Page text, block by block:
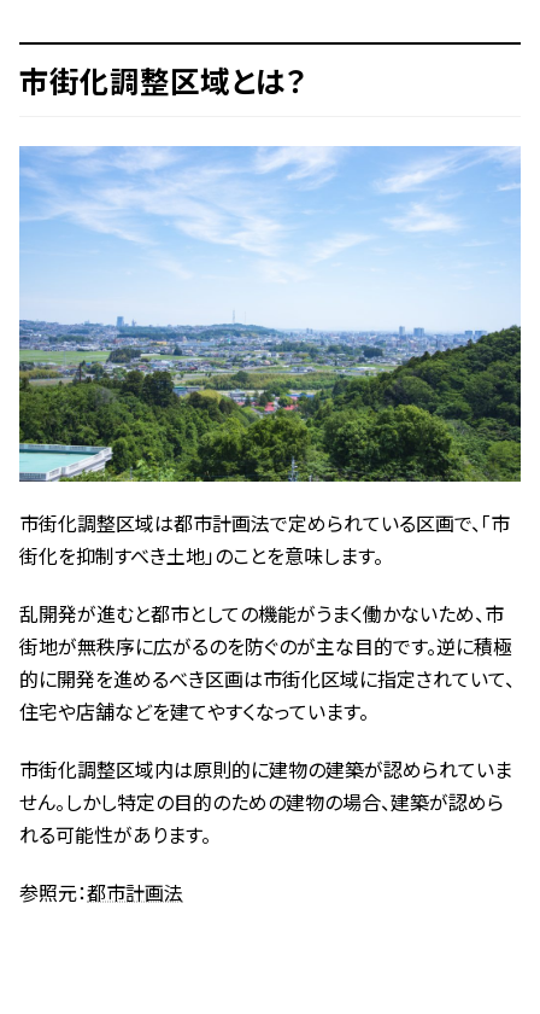
市街化調整区域とは？
市街化調整区域は都市計画法で定められている区画で、「市
街化を抑制すべき土地」のことを意味します。
乱開発が進むと都市としての機能がうまく働かないため、市
街地が無秩序に広がるのを防ぐのが主な目的です。逆に積極
的に開発を進めるべき区画は市街化区域に指定されていて、
住宅や店舗などを建てやすくなっています。
市街化調整区域内は原則的に建物の建築が認められていま
せん。しかし特定の目的のための建物の場合、建築が認めら
れる可能性があります。
参照元：都市計画法